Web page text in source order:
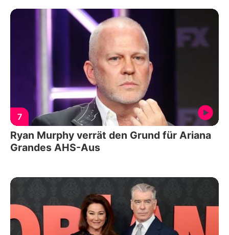
7
Ryan Murphy verrät den Grund für Ariana
Grandes AHS-Aus